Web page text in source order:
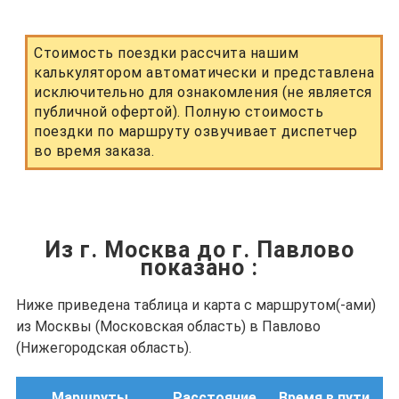
Стоимость поездки рассчита нашим
калькулятором автоматически и представлена
исключительно для ознакомления (не является
публичной офертой). Полную стоимость
поездки по маршруту озвучивает диспетчер
во время заказа.
Из г. Москва до г. Павлово
показано :
Ниже приведена таблица и карта с маршрутом(-ами)
из Москвы (Московская область) в Павлово
(Нижегородская область).